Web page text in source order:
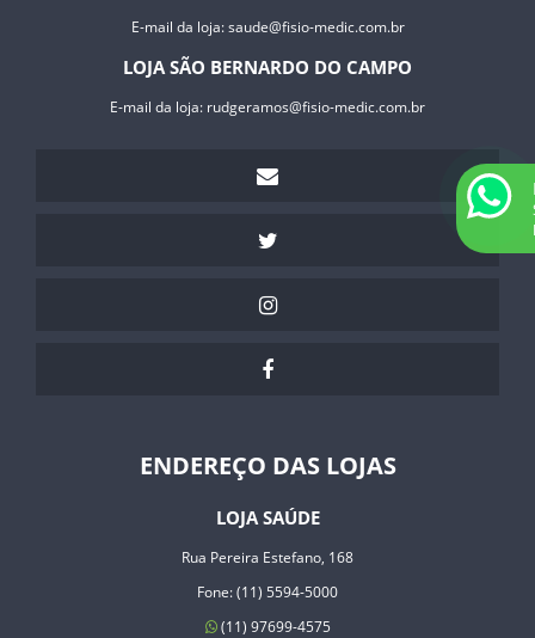
E-mail da loja:saude@fisio-medic.com.br
LOJA SÃO BERNARDO DO CAMPO
E-mail da loja: rudgeramos@fisio-medic.com.br
ENDEREÇO DAS LOJAS
LOJA SAÚDE
Rua Pereira Estefano, 168
Fone: (11) 5594-5000
(11) 97699-4575